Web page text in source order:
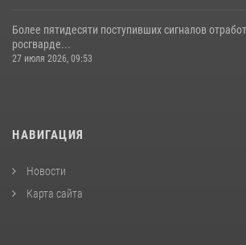
Более пятидесяти поступивших сигналов
росгварде...
27 июля 2026, 09:53
НАВИГАЦИЯ
Новости
Карта сайта